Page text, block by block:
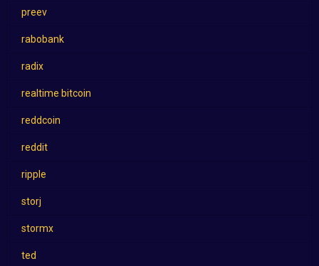
preev
rabobank
radix
realtime bitcoin
reddcoin
reddit
ripple
storj
stormx
ted